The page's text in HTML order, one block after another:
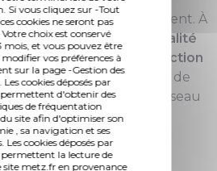
Si vous cliquez sur -Tout
cookies ne seront pas
Votre choix est conservé
mois, et vous pouvez être
vos préférences à
sur la page -Gestion des
Les cookies déposés par
d'obtenir des
de fréquentation
site afin d'optimiser son
, sa navigation et ses
Les cookies déposés par
la lecture de
site metz.fr en provenance
qui les accompagnent. À
dédiées à l’interculturalité
migratoire sur la fonction
à une soixantaine de
et bénévoles du réseau